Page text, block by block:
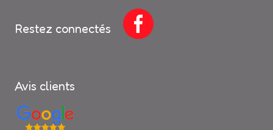
Restez connectés
Avis clients